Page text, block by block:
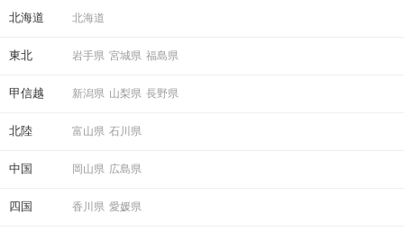
北海道 北海道
東北 岩手県 宮城県 福島県
甲信越 新潟県 山梨県 長野県
北陸 富山県 石川県
中国 岡山県 広島県
四国 香川県 愛媛県